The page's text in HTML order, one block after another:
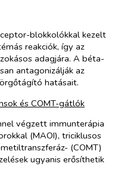
blokkolókkal kezelt
reakciók, így az
adagjára. A béta-
antagonizálják az
hatásait.
és COMT-gátlók
végzett immunterápia
(MAOI), triciklusos
(COMT)
ugyanis erősíthetik